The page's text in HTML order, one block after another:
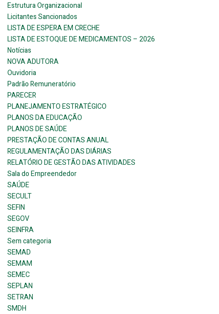
Estrutura Organizacional
Licitantes Sancionados
LISTA DE ESPERA EM CRECHE
LISTA DE ESTOQUE DE MEDICAMENTOS – 2026
Notícias
NOVA ADUTORA
Ouvidoria
Padrão Remuneratório
PARECER
PLANEJAMENTO ESTRATÉGICO
PLANOS DA EDUCAÇÃO
PLANOS DE SAÚDE
PRESTAÇÃO DE CONTAS ANUAL
REGULAMENTAÇÃO DAS DIÁRIAS
RELATÓRIO DE GESTÃO DAS ATIVIDADES
Sala do Empreendedor
SAÚDE
SECULT
SEFIN
SEGOV
SEINFRA
Sem categoria
SEMAD
SEMAM
SEMEC
SEPLAN
SETRAN
SMDH